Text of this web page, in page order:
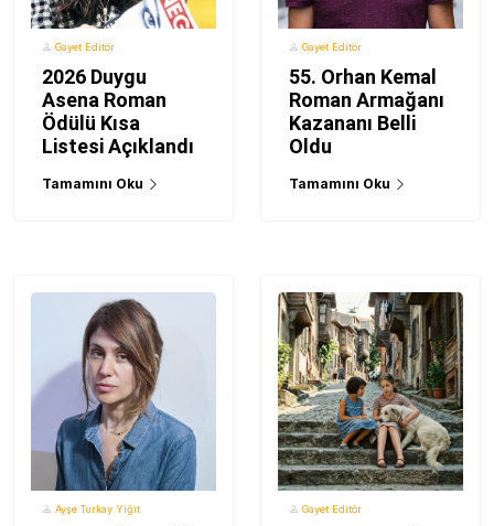
Gayet Editör
2026 Duygu
Asena Roman
Ödülü Kısa
Listesi Açıklandı
Tamamını Oku
Gayet Editör
55. Orhan Kemal
Roman Armağanı
Kazananı Belli
Oldu
Tamamını Oku
Ayşe Turkay Yiğit Gayet Editör